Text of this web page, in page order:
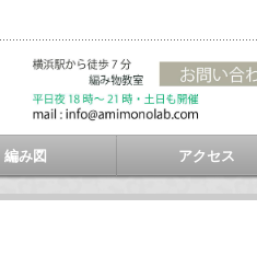
編み図 アクセス